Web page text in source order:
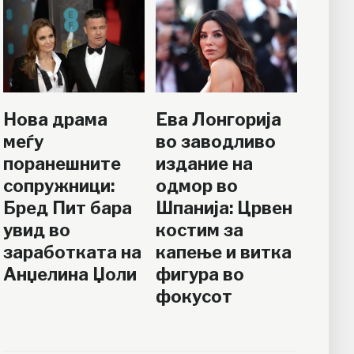
Нова драма
меѓу
поранешните
сопружници:
Бред Пит бара
увид во
заработката на
Анџелина Џоли
Ева Лонгорија
во заводливо
издание на
одмор во
Шпанија: Црвен
костим за
капење и витка
фигура во
фокусот